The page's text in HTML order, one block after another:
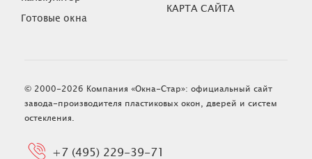
Готовые окна
КАРТА САЙТА
© 2000-2026 Компания «Окна-Стар»: официальный сайт
завода-производителя пластиковых окон, дверей и систем
остекления.
+7 (495) 229-39-71